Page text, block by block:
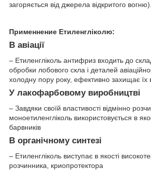
загоряється від джерела відкритого вогню).
Применнение Етиленгліколю:
В авіації
– Етиленгліколь антифриз входить до
обробки лобового скла і деталей
холодну пору року, ефективно захищає їх
У лакофарбовому виробництві
– Завдяки своїй властивості відмінно
моноетиленгліколь використовується в
барвників
В органічному синтезі
– Етиленгліколь виступає в якості
розчинника, криопротектора